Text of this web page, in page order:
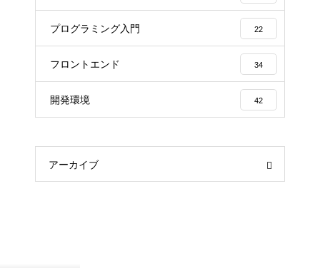
プログラミング入門 22
フロントエンド 34
開発環境 42
アーカイブ